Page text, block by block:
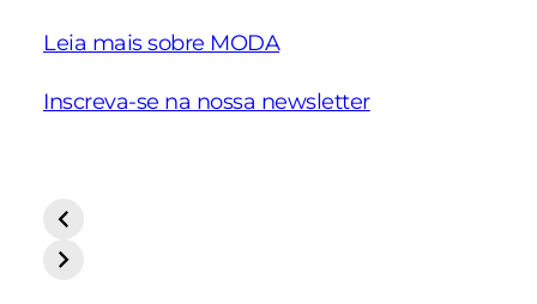
Leia mais sobre MODA
Inscreva-se na nossa newsletter
Verão 2025